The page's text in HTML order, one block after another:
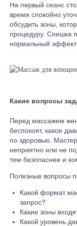
На первый сеанс
время спокойно
обсудить зоны,
процедуру. Спешка
нормальный эффект
Какие вопросы
Перед массажем
беспокоят, какое
по здоровью.
неприятно или не
тем безопаснее и
Полезные вопросы
Какой формат
запрос?
Какие зоны
Какой уровень